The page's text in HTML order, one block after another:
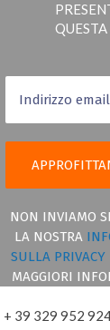
NON INVIAMO
LA NOSTRA
SULLA PRIVACY
MAGGIORI
+ 39 329 952